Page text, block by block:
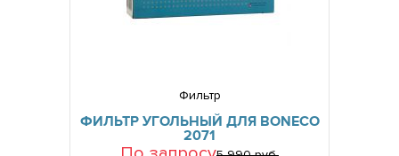
Фильтр
ФИЛЬТР УГОЛЬНЫЙ ДЛЯ BONECO
2071